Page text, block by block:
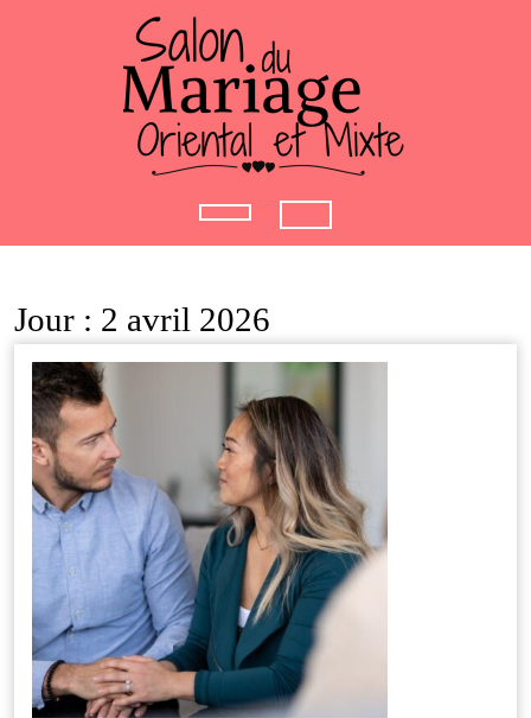
Open
Button
Jour : 2 avril 2026